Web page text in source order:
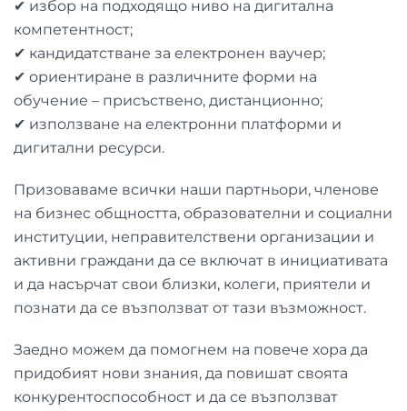
✔ избор на подходящо ниво на дигитална
компетентност;
✔ кандидатстване за електронен ваучер;
✔ ориентиране в различните форми на
обучение – присъствено, дистанционно;
✔ използване на електронни платформи и
дигитални ресурси.
Призоваваме всички наши партньори, членове
на бизнес общността, образователни и социални
институции, неправителствени организации и
активни граждани да се включат в инициативата
и да насърчат свои близки, колеги, приятели и
познати да се възползват от тази възможност.
Заедно можем да помогнем на повече хора да
придобият нови знания, да повишат своята
конкурентоспособност и да се възползват